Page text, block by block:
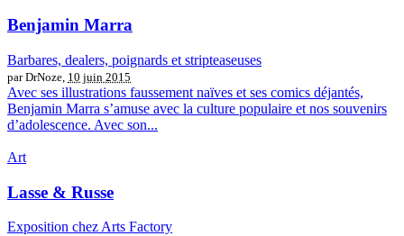
Benjamin Marra
Barbares, dealers, poignards et stripteaseuses
par DrNoze, 10 juin 2015
Avec ses illustrations faussement naïves et ses comics déjantés,
Benjamin Marra s’amuse avec la culture populaire et nos souvenirs
d’adolescence. Avec son...
Art
Lasse & Russe
Exposition chez Arts Factory